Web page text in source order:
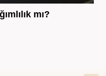
mı?